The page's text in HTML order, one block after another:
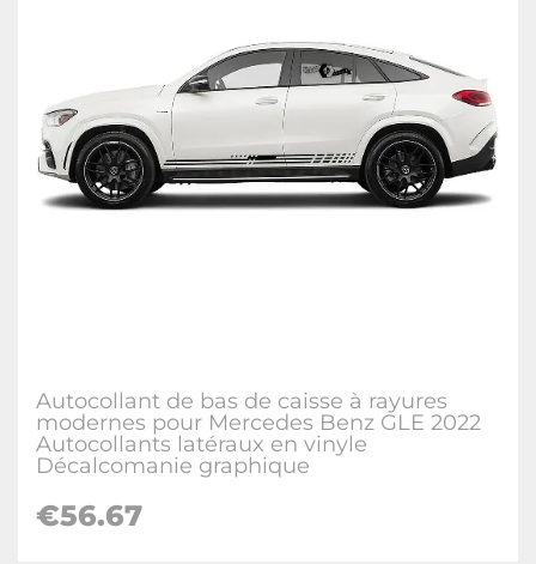
Autocollant de bas de caisse à rayures
modernes pour Mercedes Benz GLE 2022
Autocollants latéraux en vinyle
Décalcomanie graphique
€56.67